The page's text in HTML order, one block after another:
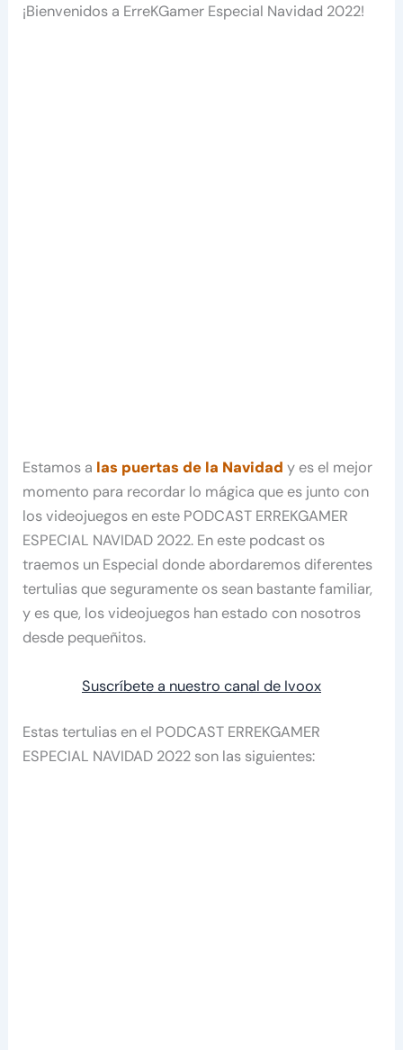
¡Bienvenidos a ErreKGamer Especial Navidad 2022!
Estamos a las puertas de la Navidad y es el mejor
momento para recordar lo mágica que es junto con
los videojuegos en este PODCAST ERREKGAMER
ESPECIAL NAVIDAD 2022. En este podcast os
traemos un Especial donde abordaremos diferentes
tertulias que seguramente os sean bastante familiar,
y es que, los videojuegos han estado con nosotros
desde pequeñitos.
Suscríbete a nuestro canal de Ivoox
Estas tertulias en el PODCAST ERREKGAMER
ESPECIAL NAVIDAD 2022 son las siguientes: